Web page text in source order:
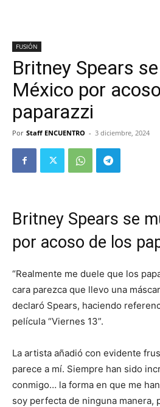
FUSIÓN
Britney Spears
México por
paparazzi
Por Staff ENCUENTRO - 3 diciembre, 2024
Britney Spears se
por acoso de los
“Realmente me duele que los
cara parezca que llevo una
declaró Spears, haciendo
película “Viernes 13”.
La artista añadió con evidente
parece a mí. Siempre han sido
conmigo… la forma en que me
soy perfecta de ninguna manera,